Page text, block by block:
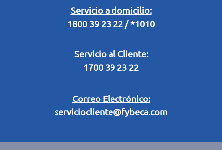
Servicio a domicilio:
1800 39 23 22 / *1010
Servicio al Cliente:
1700 39 23 22
Correo Electrónico:
serviciocliente@fybeca.com
Legal Campaña Produbanco
Términos y condiciones sorteo partido de fútbol "Tu ídolo"